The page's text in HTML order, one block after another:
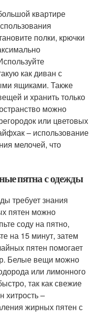
квартире
полки, крючки
как диван с
ящиками. Также
и хранить только
можно
или цветовых
– использование
мелочей, что
пятна с одежды
требует знания
пятен можно
соду на пятно,
на 15 минут, затем
пятен помогает
Белые вещи можно
или лимонного
так как свежие
хитрость –
жирных пятен с